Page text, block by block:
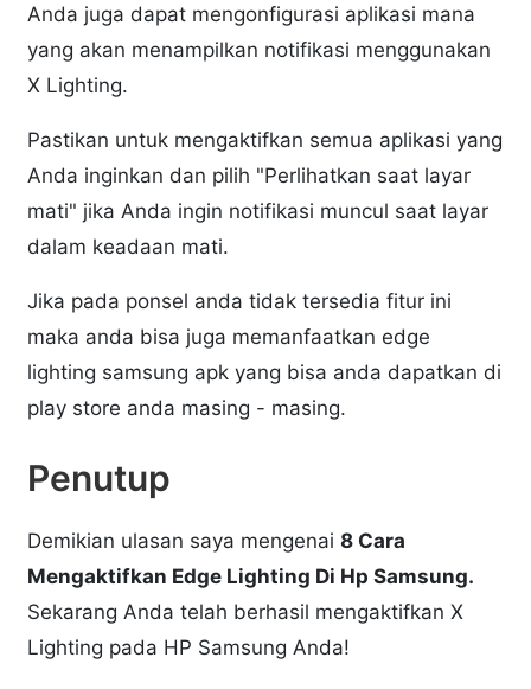
Anda juga dapat mengonfigurasi aplikasi mana
yang akan menampilkan notifikasi menggunakan
X Lighting.
Pastikan untuk mengaktifkan semua aplikasi yang
Anda inginkan dan pilih "Perlihatkan saat layar
mati" jika Anda ingin notifikasi muncul saat layar
dalam keadaan mati.
Jika pada ponsel anda tidak tersedia fitur ini
maka anda bisa juga memanfaatkan edge
lighting samsung apk yang bisa anda dapatkan di
play store anda masing - masing.
Penutup
Demikian ulasan saya mengenai8 Cara
Mengaktifkan Edge Lighting Di Hp Samsung.
Sekarang Anda telah berhasil mengaktifkan X
Lighting pada HP Samsung Anda!